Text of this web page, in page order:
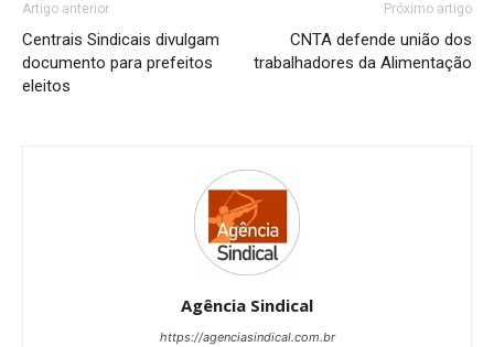
Artigo anterior
Centrais Sindicais divulgam
documento para prefeitos
eleitos
Próximo artigo
CNTA defende união dos
trabalhadores da Alimentação
Agência Sindical
https://agenciasindical.com.br